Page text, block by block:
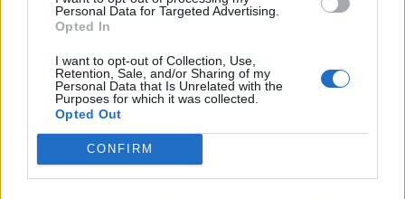
Personal Data for Targeted Advertising.
Opted In
I want to opt-out of Collection, Use,
Retention, Sale, and/or Sharing of my
Personal Data that Is Unrelated with the
Purposes for which it was collected.
Opted Out
CONFIRM
07.08.2026 / 15:30